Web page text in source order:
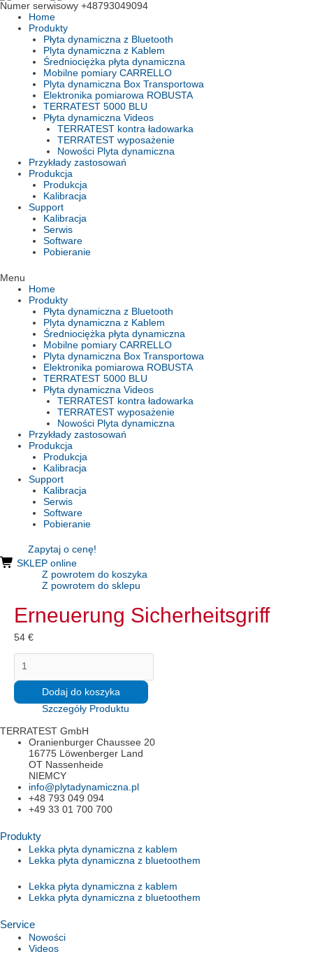
Numer serwisowy +48793049094
Home
Produkty
Płyta dynamiczna z Bluetooth
Plyta dynamiczna z Kablem
Średniociężka płyta dynamiczna
Mobilne pomiary CARRELLO
Plyta dynamiczna Box Transportowa
Elektronika pomiarowa ROBUSTA
TERRATEST 5000 BLU
Płyta dynamiczna Videos
TERRATEST kontra ładowarka
TERRATEST wyposażenie
Nowości Plyta dynamiczna
Przykłady zastosowań
Produkcja
Produkcja
Kalibracja
Support
Kalibracja
Serwis
Software
Pobieranie
Menu
Home
Produkty
Płyta dynamiczna z Bluetooth
Plyta dynamiczna z Kablem
Średniociężka płyta dynamiczna
Mobilne pomiary CARRELLO
Plyta dynamiczna Box Transportowa
Elektronika pomiarowa ROBUSTA
TERRATEST 5000 BLU
Płyta dynamiczna Videos
TERRATEST kontra ładowarka
TERRATEST wyposażenie
Nowości Plyta dynamiczna
Przykłady zastosowań
Produkcja
Produkcja
Kalibracja
Support
Kalibracja
Serwis
Software
Pobieranie
Zapytaj o cenę!
SKLEP online
Z powrotem do koszyka
Z powrotem do sklepu
Erneuerung Sicherheitsgriff
54 €
Erneuerung
Sicherheitsgriff
Dodaj do koszyka
Szczegóły Produktu
TERRATEST GmbH
Oranienburger Chaussee 20
16775 Löwenberger Land
OT Nassenheide
NIEMCY
info@plytadynamiczna.pl
+48 793 049 094
+49 33 01 700 700
Produkty
Lekka płyta dynamiczna z kablem
Lekka płyta dynamiczna z bluetoothem
Lekka płyta dynamiczna z kablem
Lekka płyta dynamiczna z bluetoothem
Service
Nowości
Videos